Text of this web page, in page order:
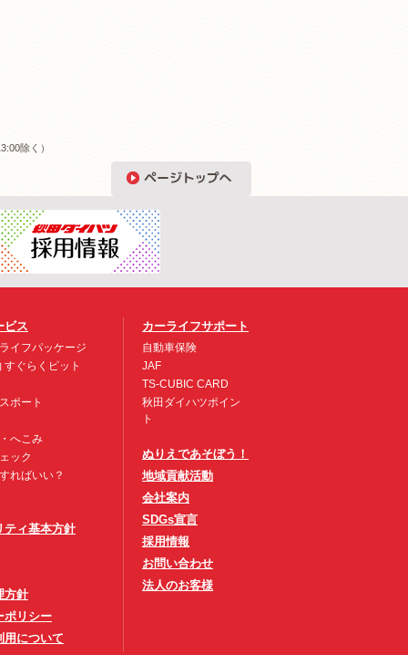
除く）
ビス
イフパッケージ
すぐらくピット
ポート
へこみ
ック
ればいい？
ティ基本方針
方針
ポリシー
用について
カーライフサポート
自動車保険
JAF
TS-CUBIC CARD
秋田ダイハツポイン
ト
ぬりえであそぼう！
地域貢献活動
会社案内
SDGs宣言
採用情報
お問い合わせ
法人のお客様